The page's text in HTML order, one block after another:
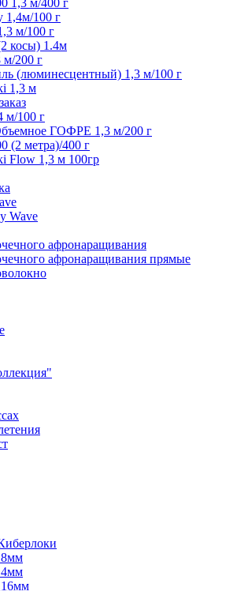
1,3 м/400 г
1,4м/100 г
м/100 г
косы) 1.4м
200 г
(люминесцентный) 1,3 м/100 г
1,3 м
м/100 г
ГОФРЕ 1,3 м/200 г
(2 метра)/400 г
Flow 1,3 м 100гр
Wave
афронаращивания
афронаращивания прямые
8мм
4мм
16мм